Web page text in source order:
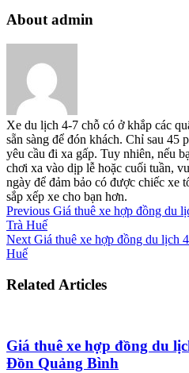
About admin
Xe du lịch 4-7 chỗ có ở khắp các
sẵn sàng để đón khách. Chỉ sau 45
yêu cầu đi xa gấp. Tuy nhiên, nếu
chơi xa vào dịp lễ hoặc cuối tuần,
ngày để đảm bảo có được chiếc xe
sắp xếp xe cho bạn hơn.
Previous Giá thuê xe hợp đồng du
Trà Huế
Next Giá thuê xe hợp đồng du lịch
Huế
Related Articles
Giá thuê xe hợp đồng du
Đồn Quảng Bình